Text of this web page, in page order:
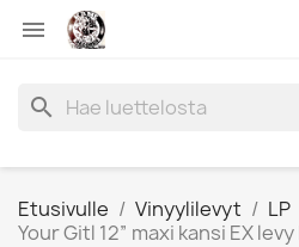

search
Etusivulle Vinyylilevyt LP
Your Gitl 12” maxi kansi EX